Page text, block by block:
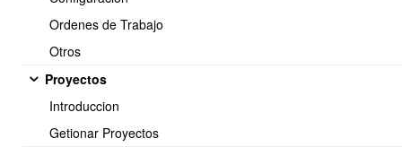
Ordenes de Trabajo
Otros
Proyectos
Introduccion
Getionar Proyectos